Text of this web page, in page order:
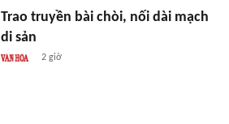
Trao truyền bài chòi, nối dài mạch
di sản
2 giờ